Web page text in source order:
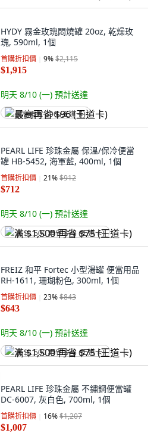
HYDY 霧金玫瑰悶燒罐 20oz, 乾燥玫
瑰, 590ml, 1個
首購折扣價 9%$2,115
$1,915
明天 8/10 (一) 預計送達
最高再省 $96 (王道卡)
PEARL LIFE 珍珠金屬 保溫/保冷便當
罐 HB-5452, 海軍藍, 400ml, 1個
首購折扣價 21%$912
$712
明天 8/10 (一) 預計送達
满 $1,500 再省 $75 (王道卡)
FREIZ 和平 Fortec 小型湯罐 便當用品
RH-1611, 珊瑚粉色, 300ml, 1個
首購折扣價 23%$843
$643
明天 8/10 (一) 預計送達
满 $1,500 再省 $75 (王道卡)
PEARL LIFE 珍珠金屬 不鏽鋼便當罐
DC-6007, 灰白色, 700ml, 1個
首購折扣價 16%$1,207
$1,007